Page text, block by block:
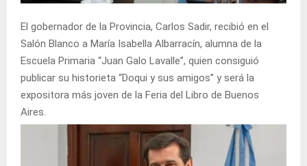
El gobernador de la Provincia, Carlos Sadir, recibió en el
Salón Blanco a María Isabella Albarracín, alumna de la
Escuela Primaria “Juan Galo Lavalle”, quien consiguió
publicar su historieta “Doqui y sus amigos” y será la
expositora más joven de la Feria del Libro de Buenos
Aires.